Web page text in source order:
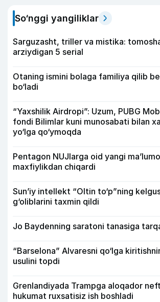
So‘nggi yangiliklar
Sarguzasht, triller va mistika:
arziydigan 5 serial
Otaning ismini bolaga familiya qilib
bo‘ladi
“Yaxshilik Airdropi”: Uzum, PUBG
fondi Bilimlar kuni munosabati bilan
yo‘lga qo‘ymoqda
Pentagon NUJlarga oid yangi
maxfiylikdan chiqardi
Sun’iy intellekt “Oltin to‘p”ning
g‘oliblarini taxmin qildi
Jo Baydenning saratoni tanasiga
“Barselona” Alvaresni qo‘lga
usulini topdi
Grenlandiyada Trampga aloqador
hukumat ruxsatisiz ish boshladi